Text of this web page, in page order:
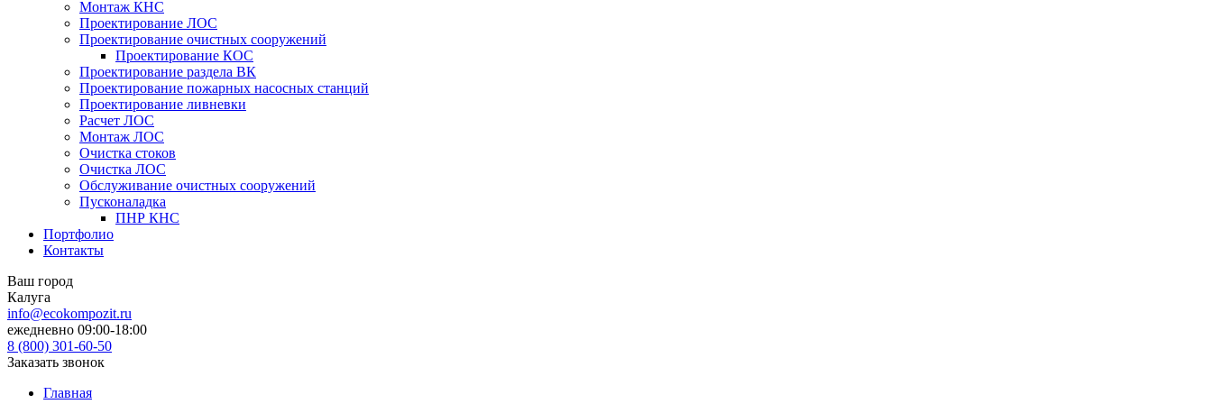
Монтаж КНС
Проектирование ЛОС
Проектирование очистных сооружений
Проектирование КОС
Проектирование раздела ВК
Проектирование пожарных насосных станций
Проектирование ливневки
Расчет ЛОС
Монтаж ЛОС
Очистка стоков
Очистка ЛОС
Обслуживание очистных сооружений
Пусконаладка
ПНР КНС
Портфолио
Контакты
Ваш город
Калуга
info@ecokompozit.ru
ежедневно 09:00-18:00
8 (800) 301-60-50
Заказать звонок
Главная